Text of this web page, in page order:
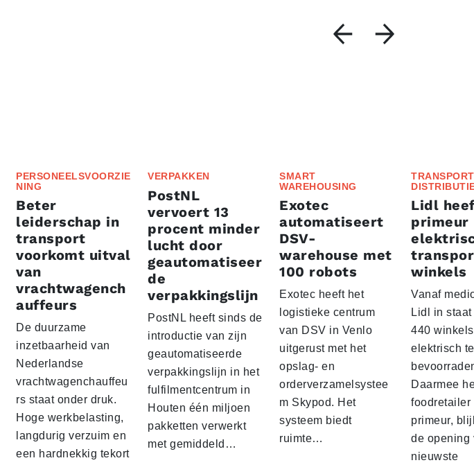
PERSONEELSVOORZIE
NING
Beter
leiderschap in
transport
voorkomt uitval
van
vrachtwagench
auffeurs
De duurzame
inzetbaarheid van
Nederlandse
vrachtwagenchauffeu
rs staat onder druk.
Hoge werkbelasting,
langdurig verzuim en
een hardnekkig tekort
VERPAKKEN
PostNL
vervoert 13
procent minder
lucht door
geautomatiseer
de
verpakkingslijn
PostNL heeft sinds de
introductie van zijn
geautomatiseerde
verpakkingslijn in het
fulfilmentcentrum in
Houten één miljoen
pakketten verwerkt
met gemiddeld…
SMART
WAREHOUSING
Exotec
automatiseert
DSV-
warehouse met
100 robots
Exotec heeft het
logistieke centrum
van DSV in Venlo
uitgerust met het
opslag- en
orderverzamelsystee
m Skypod. Het
systeem biedt
ruimte…
Lidl
primeur
winkels
Vanaf
Lidl in
440 winkels
elektrisch te
Daarmee
foodretailer
primeur,
de opening
nieuwste